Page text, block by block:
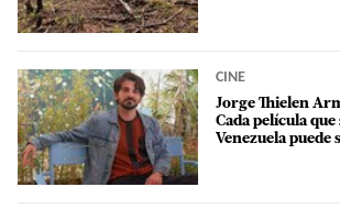
CINE
Jorge Thielen
Cada película que
Venezuela puede